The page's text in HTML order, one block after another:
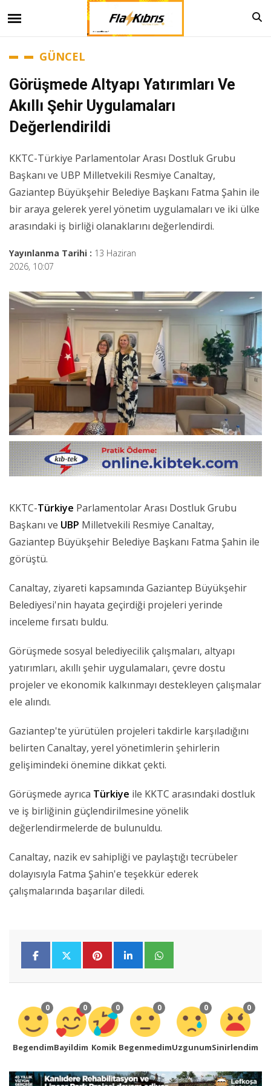
GÜNCEL
Görüşmede Altyapı Yatırımları Ve
Akıllı Şehir Uygulamaları
Değerlendirildi
KKTC-Türkiye Parlamentolar Arası Dostluk Grubu
Başkanı ve UBP Milletvekili Resmiye Canaltay,
Gaziantep Büyükşehir Belediye Başkanı Fatma Şahin ile
bir araya gelerek yerel yönetim uygulamaları ve iki ülke
arasındaki iş birliği olanaklarını değerlendirdi.
Yayınlanma Tarihi : 13 Haziran
2026, 10:07
KKTC-Türkiye Parlamentolar Arası Dostluk Grubu
Başkanı ve UBP Milletvekili Resmiye Canaltay,
Gaziantep Büyükşehir Belediye Başkanı Fatma Şahin ile
görüştü.
Canaltay, ziyareti kapsamında Gaziantep Büyükşehir
Belediyesi'nin hayata geçirdiği projeleri yerinde
inceleme fırsatı buldu.
Görüşmede sosyal belediyecilik çalışmaları, altyapı
yatırımları, akıllı şehir uygulamaları, çevre dostu
projeler ve ekonomik kalkınmayı destekleyen çalışmalar
ele alındı.
Gaziantep'te yürütülen projeleri takdirle karşıladığını
belirten Canaltay, yerel yönetimlerin şehirlerin
gelişimindeki önemine dikkat çekti.
Görüşmede ayrıca Türkiye ile KKTC arasındaki dostluk
ve iş birliğinin güçlendirilmesine yönelik
değerlendirmelerde de bulunuldu.
Canaltay, nazik ev sahipliği ve paylaştığı tecrübeler
dolayısıyla Fatma Şahin'e teşekkür ederek
çalışmalarında başarılar diledi.
0
Begendim
0
Bayildim
0
Komik
0
Begenmedim
0
Uzgunum
0
Sinirlendim